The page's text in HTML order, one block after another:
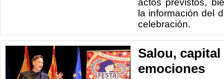
actos previstos,
la información del
celebración.
Salou,
emociones